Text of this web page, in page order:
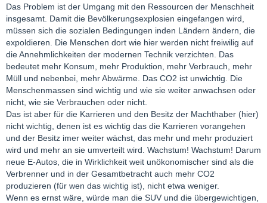
Das Problem ist der Umgang mit den Ressourcen der Menschheit
insgesamt. Damit die Bevölkerungsexplosien eingefangen wird,
müssen sich die sozialen Bedingungen inden Ländern ändern, die
expoldieren. Die Menschen dort wie hier werden nicht freiwilig auf
die Annehmlichkeiten der modernen Technik verzichten. Das
bedeutet mehr Konsum, mehr Produktion, mehr Verbrauch, mehr
Müll und nebenbei, mehr Abwärme. Das CO2 ist unwichtig. Die
Menschenmassen sind wichtig und wie sie weiter anwachsen oder
nicht, wie sie Verbrauchen oder nicht.
Das ist aber für die Karrieren und den Besitz der Machthaber (hier)
nicht wichtig, denen ist es wichtig das die Karrieren vorangehen
und der Besitz imer weiter wächst, das mehr und mehr produziert
wird und mehr an sie umverteilt wird. Wachstum! Wachstum! Darum
neue E-Autos, die in Wirklichkeit weit unökonomischer sind als die
Verbrenner und in der Gesamtbetracht auch mehr CO2
produzieren (für wen das wichtig ist), nicht etwa weniger.
Wenn es ernst wäre, würde man die SUV und die übergewichtigen,